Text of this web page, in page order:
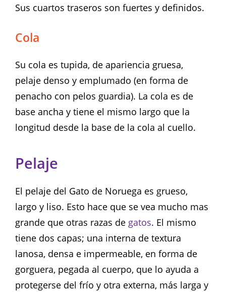
Sus cuartos traseros son fuertes y definidos.
Cola
Su cola es tupida, de apariencia gruesa,
pelaje denso y emplumado (en forma de
penacho con pelos guardia). La cola es de
base ancha y tiene el mismo largo que la
longitud desde la base de la cola al cuello.
Pelaje
El pelaje del Gato de Noruega es grueso,
largo y liso. Esto hace que se vea mucho mas
grande que otras razas de gatos. El mismo
tiene dos capas; una interna de textura
lanosa, densa e impermeable, en forma de
gorguera, pegada al cuerpo, que lo ayuda a
protegerse del frío y otra externa, más larga y